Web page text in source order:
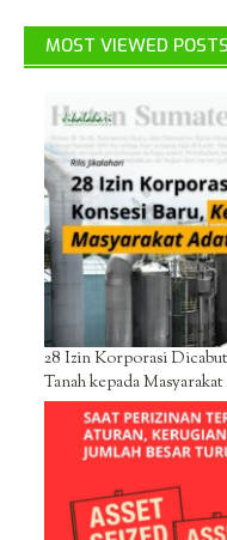
MOST VIEWED POSTS
28 Izin Korporasi
Tanah kepada